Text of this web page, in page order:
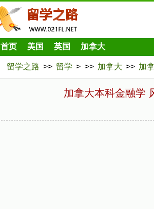
首页 美国 英国 加拿大
留学之路 >> 留学 > >> 加拿大 >> 加
加拿大本科金融